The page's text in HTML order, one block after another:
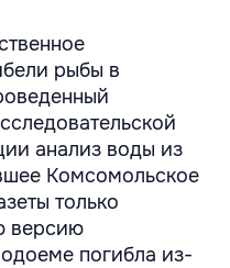
рыбы в
анализ воды из
Комсомольское
только
версию
погибла из-